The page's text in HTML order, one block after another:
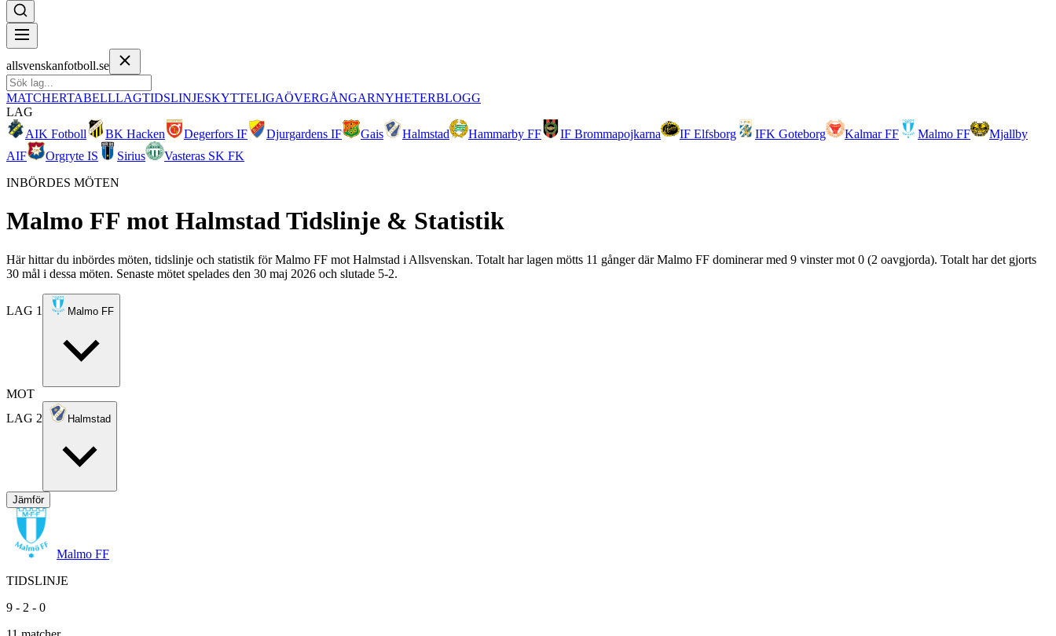
allsvenskanfotboll.se
MATCHERTABELLLAGTIDSLINJESKYTTELIGAÖVERGÅNGARNYHETERBLOGG
LAG
AIK Fotboll
BK Hacken Degerfors IF Djurgardens IF Gais Halmstad Hammarby FF IF Brommapojkarna IF Elfsborg IFK Goteborg Kalmar FF Malmo FF
Mjallby
AIF
Orgryte IS Sirius
Vasteras SK FK
INBÖRDES MÖTEN
Malmo FF mot HalmstadTidslinje & Statistik
Här hittar du inbördes möten, tidslinje och statistik för Malmo FF mot Halmstad i Allsvenskan. Totalt har lagen mötts 11 gånger där Malmo FF dominerar med 9 vinster mot 0 (2 oavgjorda). Totalt har det gjorts
30 mål i dessa möten. Senaste mötet spelades den 30 maj 2026 och slutade 5-2.
LAG 1 Malmo FF
MOT
LAG 2
Halmstad
Jämför
Malmo FF
TIDSLINJE
9 - 2 - 0